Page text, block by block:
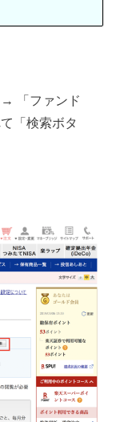
「ファンド
「検索ボタ